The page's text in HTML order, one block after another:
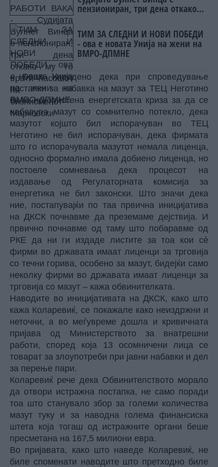
пензиониран, три дена откако
бизнисменот Марковски
ТИМ ЗА СЛЕДНИ И НОВИ ПОБЕДИ
- ова е новата Унија на жени на
ВМРО-ДПМНЕ
– Беше наведено дека при спроведување
постапки за набавка на мазут за ТЕЦ Неготино
била искористена енергетската криза за да се
набавува мазут со сомнително потекло, дека
мазутот којшто бил испорачуван во ТЕЦ
Неготино не бил испорачуван, дека фирмата
што го испорачувала мазутот немала лиценца,
односно формално имала добиено лиценца, но
постоеле сомневања дека процесот на
издавање од Регулаторната комисија за
енергетика не бил законски. Што значи дека
ние, постапувајќи по таа првична иницијатива
на ДКСК почнавме да преземаме дејствија. И
првично почнавме од таму што побаравме од
РКЕ да ни ги издаде листите за тоа кои сè
фирми во државата имаат лиценци за трговија
со течни горива, особено за мазут, бидејќи само
неколку фирми во државата имаат лиценци за
трговија со мазут – кажа обвинителката.
Наводите во иницијативата на ДКСК, како што
кажа Коларевиќ, се покажале како неиздржни и
неточни, а во меѓувреме дошла и кривичната
пријава од Министерството за внатрешни
работи, според која 13 осомничени лица се
товарат за злоупотреби при јавни набавки и дел
за перење пари.
Коларевиќ рече дека Обвинителството морало
да отвори истражна постапка, не само поради
тоа што станувало збор за големи количества
мазут туку и за наводна голема финансиска
штета која тогаш од истражните органи беше
пресметана на 167,5 милиони евра.
Во пријавата, како што наведе Коларевиќ, не
биле споменати наводите што претходно биле